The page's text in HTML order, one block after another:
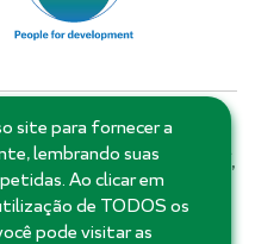
| Filiais e escritórios:
Pernambuco, Piauí,
Norte, Roraima, Santa
e Ceará.
site para fornecer a
lembrando suas
Ao clicar em
de TODOS os
pode visitar as